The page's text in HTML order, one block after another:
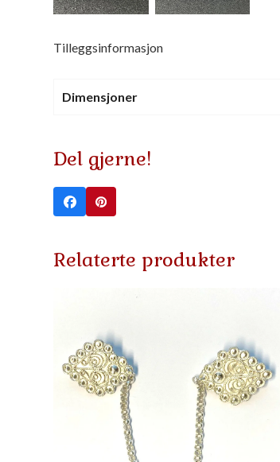
Tilleggsinformasjon
Dimensjoner
Del gjerne!
Relaterte produkter